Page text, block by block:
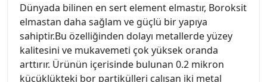
Dünyada bilinen en sert element elmastır, Boroksit
elmastan daha sağlam ve güçlü bir yapıya
sahiptir.Bu özelliğinden dolayı metallerde yüzey
kalitesini ve mukavemeti çok yüksek oranda
arttırır. Ürünün içerisinde bulunan 0.2 mikron
küçüklükteki bor partikülleri çalışan iki metal